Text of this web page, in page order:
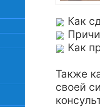
Как
Как
Также
своей